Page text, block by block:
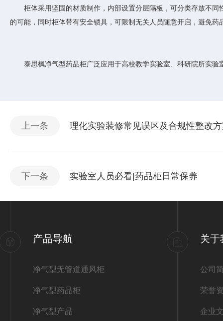
柜体采用坚固的材质制作，内部设置分层隔板，可分类存放不同
的可能，同时柜体带有安全锁具，可限制无关人员随意开启，避免
泰思枫净气型药品柜广泛应用于高校教学实验室、科研院所实验
上一条 理化实验装修常见误区及合规性整改
下一条 实验室人员必看|药品柜日常保养
产品导航
净气型无管道通风柜
净气型药品柜
净气型产品
关于
公司
荣誉
企业